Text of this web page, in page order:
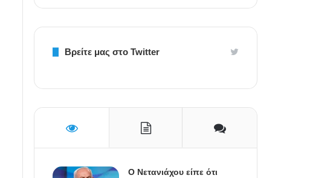
Βρείτε μας στο Twitter
Ο Νετανιάχου είπε ότι